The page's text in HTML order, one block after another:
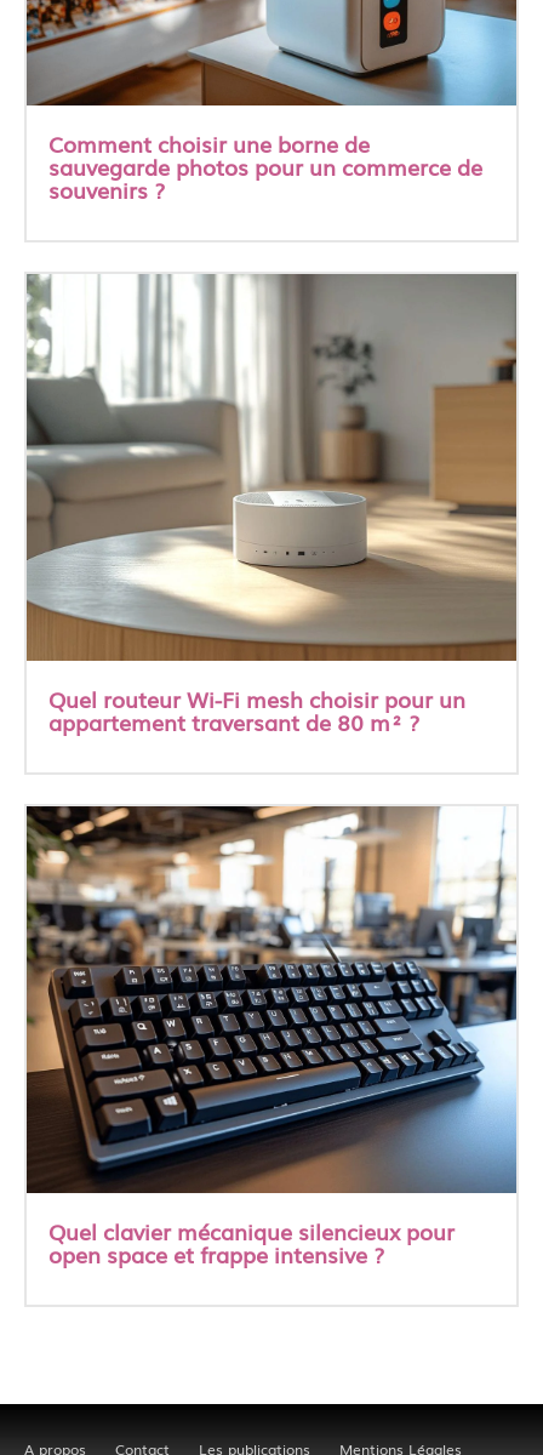
Comment choisir une borne de
sauvegarde photos pour un commerce de
souvenirs ?
Quel routeur Wi-Fi mesh choisir pour un
appartement traversant de 80 m² ?
Quel clavier mécanique silencieux pour
open space et frappe intensive ?
A propos Contact Les publications Mentions Légales